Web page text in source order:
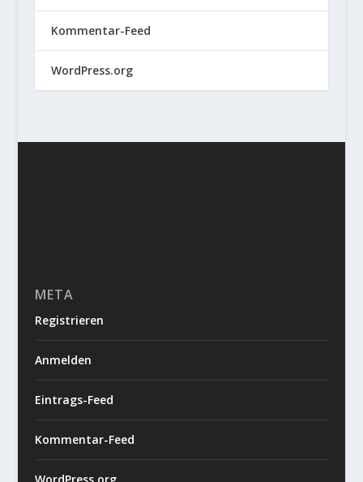
Kommentar-Feed
WordPress.org
META
Registrieren
Anmelden
Eintrags-Feed
Kommentar-Feed